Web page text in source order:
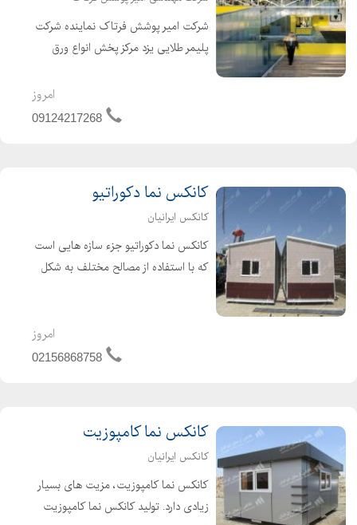
شرکت امیر پوشش فرتاک نماینده شرکت
پلیمر طلایی یزد مرکز پخش انواع ورق
زیادی در مصرف انرژی صرفه جویی
امروز
09124217268
کانکس نما دکوراتیو
کانکس ایرانیان
کانکس نما دکوراتیو جزء سازه هایی است
که با استفاده از مصالح مختلف به شکل
مهم یعنی دوام، زیبایی و هزینه در دستور
امروز
02156868758
کانکس نما کامپوزیت
کانکس ایرانیان
کانکس نما کامپوزیت، مزیت های بسیار
زیادی دارد. تولید کانکس نما کامپوزیت